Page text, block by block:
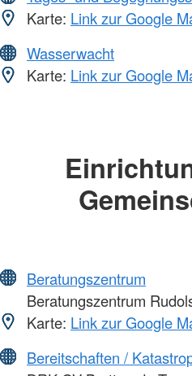
Karte: Link zur Google
Wasserwacht
Karte: Link zur Google
Beratungszentrum
Beratungszentrum
Karte: Link zur Google
Bereitschaften /